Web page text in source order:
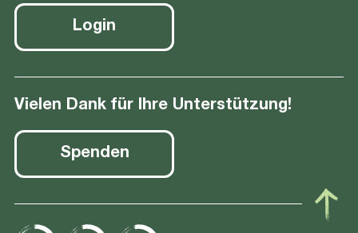
Login
Vielen Dank für Ihre Unterstützung!
Spenden